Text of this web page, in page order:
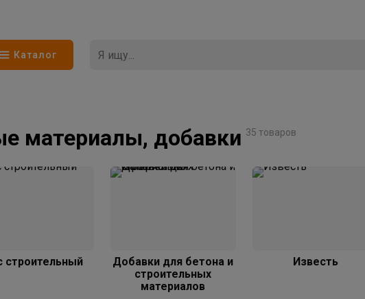
Каталог
материалы, добавки 35 товаров
строительный
Добавки для бетона и
строительных
материалов
Известь